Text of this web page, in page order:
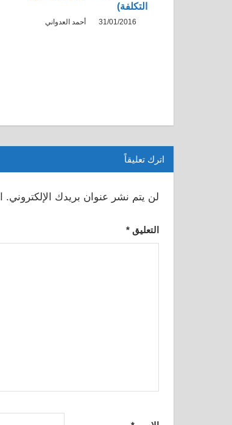
التكلفة)
31/01/2016 أحمد العدواني
اترك تعليقاً
لن يتم نشر عنوان بريدك الإلكتروني.
التعليق *